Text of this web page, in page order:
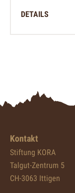
DETAILS
Kontakt
Stiftung KORA
Talgut-Zentrum 5
CH-3063 Ittigen